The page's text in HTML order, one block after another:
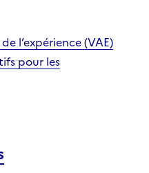
l’expérience (VAE)
pour les